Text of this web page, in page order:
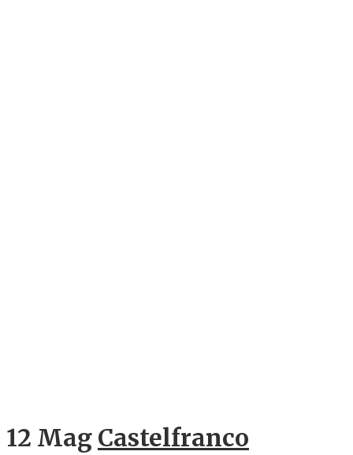
12 Mag Castelfranco